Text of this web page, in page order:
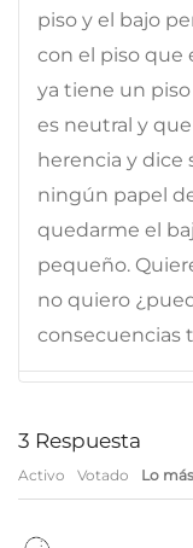
piso y el bajo
con el piso que
ya tiene un
es neutral y
herencia y dice
ningún papel
quedarme el
pequeño.
no quiero
consecuencias
3 Respuesta
Activo Votado Lo